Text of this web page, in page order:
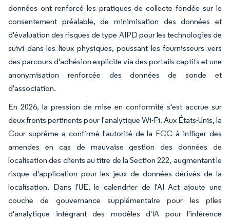
données ont renforcé les pratiques de collecte fondée sur le
consentement préalable, de minimisation des données et
d'évaluation des risques de type AIPD pour les technologies de
suivi dans les lieux physiques, poussant les fournisseurs vers
des parcours d'adhésion explicite via des portails captifs et une
anonymisation renforcée des données de sonde et
d'association.
En 2026, la pression de mise en conformité s'est accrue sur
deux fronts pertinents pour l'analytique Wi-Fi. Aux États-Unis, la
Cour suprême a confirmé l'autorité de la FCC à infliger des
amendes en cas de mauvaise gestion des données de
localisation des clients au titre de la Section 222, augmentant le
risque d'application pour les jeux de données dérivés de la
localisation. Dans l'UE, le calendrier de l'AI Act ajoute une
couche de gouvernance supplémentaire pour les piles
d'analytique intégrant des modèles d'IA pour l'inférence